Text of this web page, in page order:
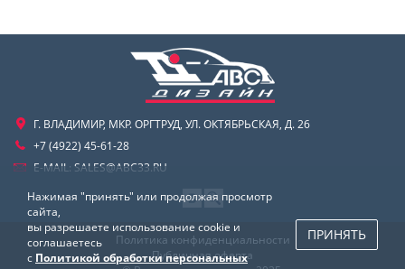
Г. ВЛАДИМИР, МКР. ОРГТРУД, УЛ. ОКТЯБРЬСКАЯ, Д. 26
+7 (4922) 45-61-28
E-MAIL: SALES@ABC33.RU
Политика конфиденциальности
Публичная оферта
Нажимая "принять" или продолжая просмотр
сайта,
вы разрешаете использование cookie и
соглашаетесь
с Политикой обработки персональных
ПРИНЯТЬ